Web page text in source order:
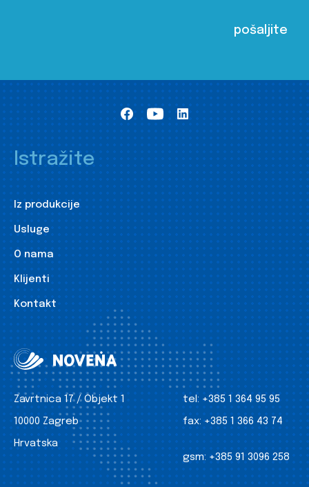
Istražite
Iz produkcije
Usluge
O nama
Klijenti
Kontakt
Zavrtnica 17 / Objekt 1
10000 Zagreb
Hrvatska
tel: +385 1 364 95 95
fax: +385 1 366 43 74
gsm: +385 91 3096 258